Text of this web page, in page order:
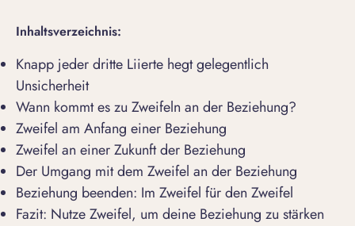
Inhaltsverzeichnis:
Knapp jeder dritte Liierte hegt gelegentlich
Unsicherheit
Wann kommt es zu Zweifeln an der Beziehung?
Zweifel am Anfang einer Beziehung
Zweifel an einer Zukunft der Beziehung
Der Umgang mit dem Zweifel an der Beziehung
Beziehung beenden: Im Zweifel für den Zweifel
Fazit: Nutze Zweifel, um deine Beziehung zu stärken